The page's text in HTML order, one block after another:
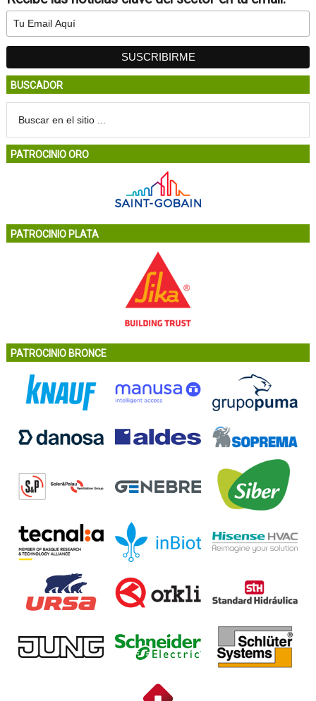
BUSCADOR
PATROCINIO ORO
PATROCINIO PLATA
PATROCINIO BRONCE